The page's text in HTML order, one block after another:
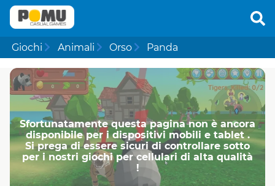
Giochi Animali Orso Panda
Sfortunatamente questa pagina non è ancora
disponibile per i dispositivi mobili e tablet .
Si prega di essere sicuri di controllare sotto
per i nostri giochi per cellulari di alta qualità
!